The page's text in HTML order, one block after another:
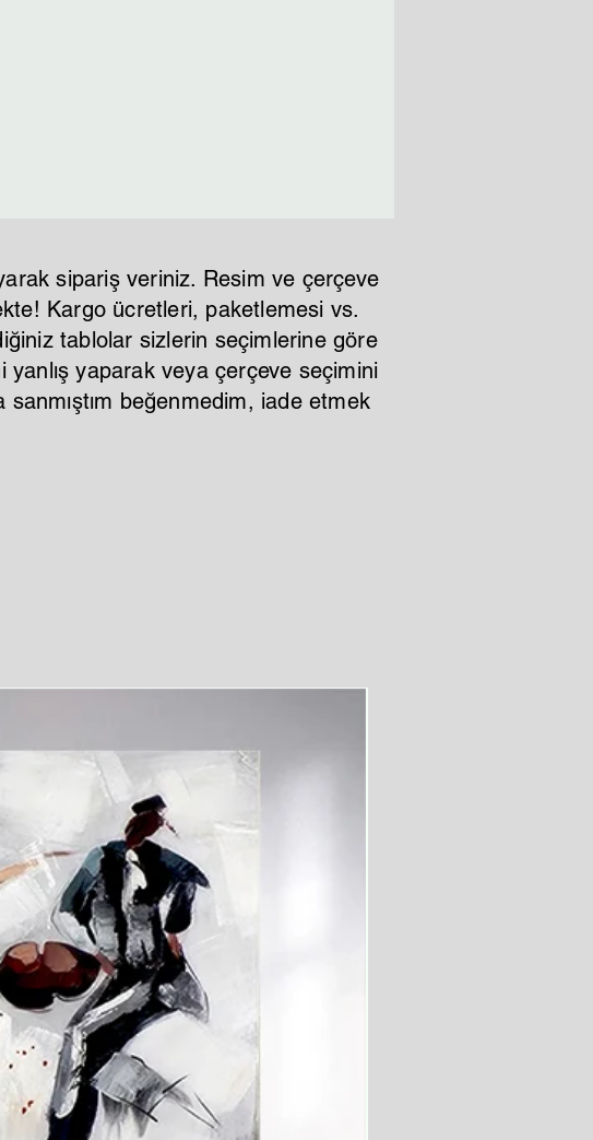
sipariş veriniz. Resim ve çerçeve
Kargo ücretleri, paketlemesi vs.
tablolar sizlerin seçimlerine göre
yaparak veya çerçeve seçimini
beğenmedim, iade etmek